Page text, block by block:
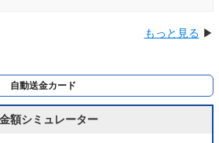
もっと見る ▶
自動送金カード
額シミュレーター